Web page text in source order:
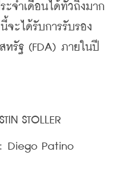
ะจำเดือนได้ทั่วถึงมาก
ะได้รับการรับรอง
หรัฐ (FDA) ภายในปี
STOLLER
Diego Patino